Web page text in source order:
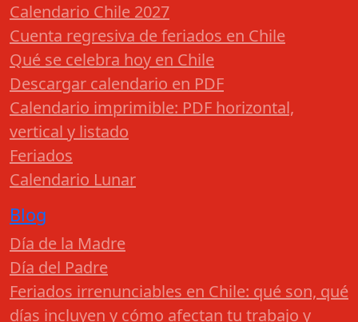
Calendario Chile 2027
Cuenta regresiva de feriados en Chile
Qué se celebra hoy en Chile
Descargar calendario en PDF
Calendario imprimible: PDF horizontal,
vertical y listado
Feriados
Calendario Lunar
Blog
Día de la Madre
Día del Padre
Feriados irrenunciables en Chile: qué son, qué
días incluyen y cómo afectan tu trabajo y